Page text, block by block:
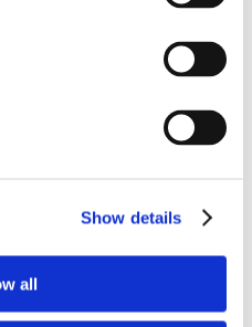
Show details
all
Sentenze Cassazione